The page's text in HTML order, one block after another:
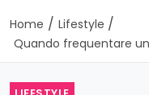
Home / Lifestyle /
Quando frequentare